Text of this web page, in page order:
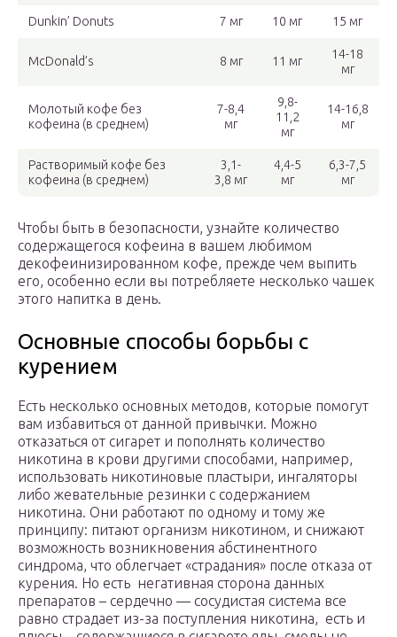
Dunkin’ Donuts 7 мг 10 мг 15 мг
McDonald’s 8 мг 11 мг
14-18
мг
Молотый кофе без
кофеина (в среднем)
7-8,4
мг
9,8-
11,2
мг
14-16,8
мг
Растворимый кофе без
кофеина (в среднем)
3,1-
3,8 мг
4,4-5
мг
6,3-7,5
мг
Чтобы быть в безопасности, узнайте количество
содержащегося кофеина в вашем любимом
декофеинизированном кофе, прежде чем выпить
его, особенно если вы потребляете несколько чашек
этого напитка в день.
Основные способы борьбы с
курением
Есть несколько основных методов, которые помогут
вам избавиться от данной привычки. Можно
отказаться от сигарет и пополнять количество
никотина в крови другими способами, например,
использовать никотиновые пластыри, ингаляторы
либо жевательные резинки с содержанием
никотина. Они работают по одному и тому же
принципу: питают организм никотином, и снижают
возможность возникновения абстинентного
синдрома, что облегчает «страдания» после отказа от
курения. Но есть негативная сторона данных
препаратов – сердечно — сосудистая система все
равно страдает из-за поступления никотина, есть и